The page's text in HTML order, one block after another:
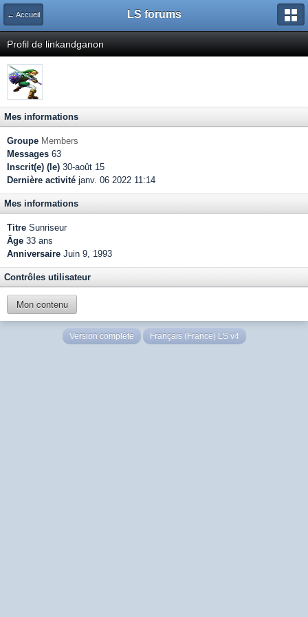
← Accueil LS forums
Profil de linkandganon
Mes informations
Groupe Members
Messages 63
Inscrit(e) (le) 30-août 15
Dernière activité janv. 06 2022 11:14
Mes informations
Titre Sunriseur
Âge 33 ans
Anniversaire Juin 9, 1993
Contrôles utilisateur
Mon contenu
Version complète Français (France) LS v4